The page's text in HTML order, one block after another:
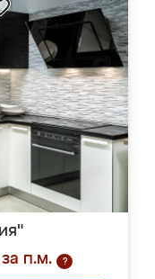
п.м.
?